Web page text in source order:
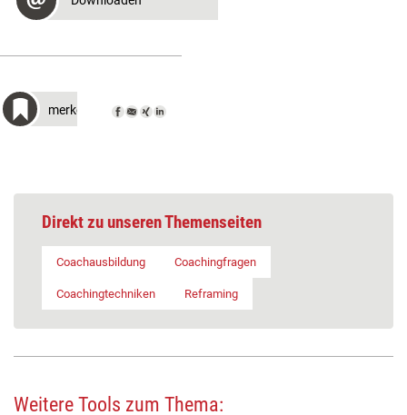
merken
Direkt zu unseren Themenseiten
Coachausbildung Coachingfragen
Coachingtechniken Reframing
Weitere Tools zum Thema: